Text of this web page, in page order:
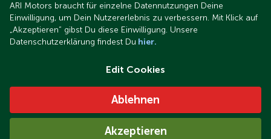
ARI Motors braucht für einzelne Datennutzungen Deine
Einwilligung, um Dein Nutzererlebnis zu verbessern. Mit Klick auf
„Akzeptieren“ gibst Du diese Einwilligung. Unsere
Datenschutzerklärung findest Du hier.
Edit Cookies
Ablehnen
Akzeptieren